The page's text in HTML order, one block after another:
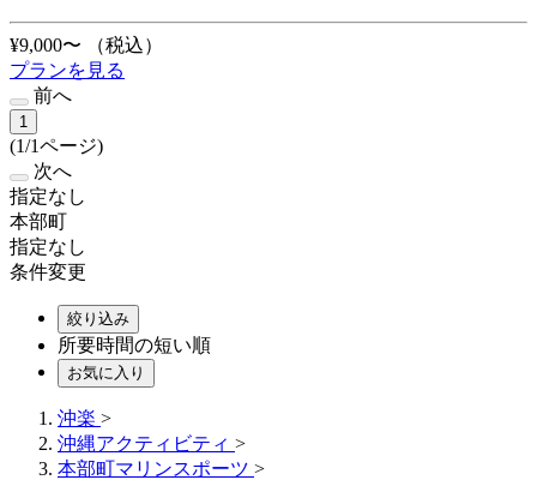
¥9,000〜
（税込）
プランを見る
前へ
1
(1/1ページ)
次へ
指定なし
本部町
指定なし
条件変更
絞り込み
所要時間の短い順
お気に入り
沖楽 >
沖縄アクティビティ >
本部町マリンスポーツ >